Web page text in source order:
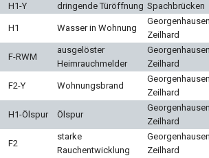
H1-Y dringende Türöffnung Spachbrücken
H1 Wasser in Wohnung
Zeilhard
F-RWM
ausgelöster
Heimrauchmelder
Zeilhard
F2-Y Wohnungsbrand
Zeilhard
H1-Ölspur Ölspur
Zeilhard
F2
starke
Rauchentwicklung
Zeilhard